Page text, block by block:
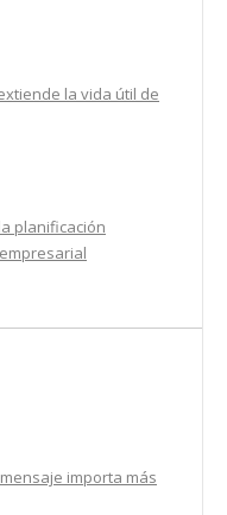
la vida útil de
planificación
importa más